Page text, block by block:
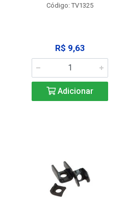
Código: TV1325
R$ 9,63
Adicionar